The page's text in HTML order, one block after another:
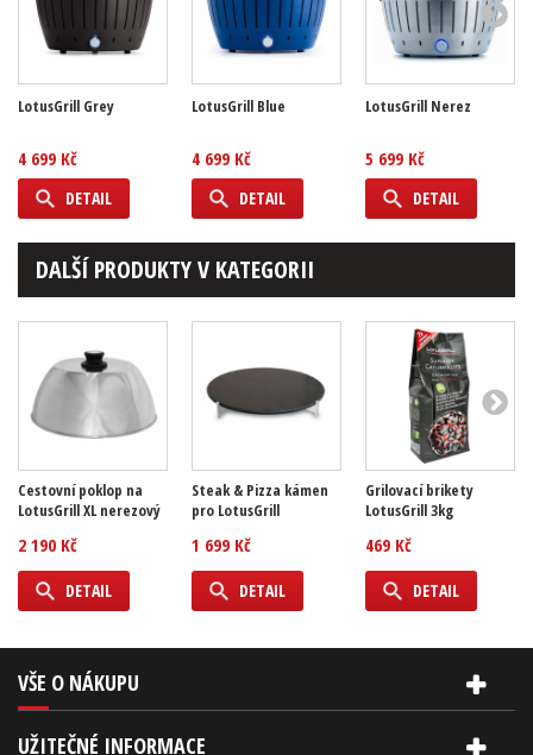
LotusGrill Grey
4 699 Kč
DETAIL
LotusGrill Blue
4 699 Kč
DETAIL
LotusGrill Nerez
5 699 Kč
DETAIL
DALŠÍ PRODUKTY V KATEGORII
Cestovní poklop na
LotusGrill XL nerezový
2 190 Kč
DETAIL
Steak & Pizza kámen
pro LotusGrill
1 699 Kč
DETAIL
Grilovací brikety
LotusGrill 3kg
469 Kč
DETAIL
VŠE O NÁKUPU
UŽITEČNÉ INFORMACE